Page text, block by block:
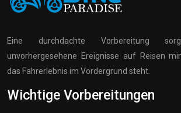
Eine durchdachte Vorbereitung
unvorhergesehene Ereignisse auf Reisen
das Fahrerlebnis im Vordergrund steht.
Wichtige Vorbereitungen